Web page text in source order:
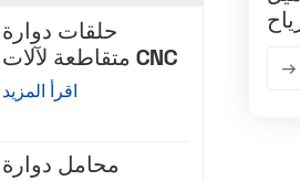
حلقات دوارة
متقاطعة لآلات CNC
اقرأ المزيد
محامل دوارة